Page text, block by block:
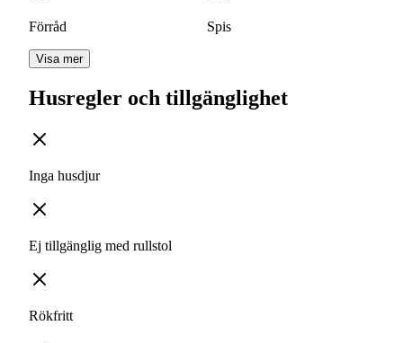
Förråd Spis
Visa mer
Husregler och tillgänglighet
Inga husdjur
Ej tillgänglig med rullstol
Rökfritt